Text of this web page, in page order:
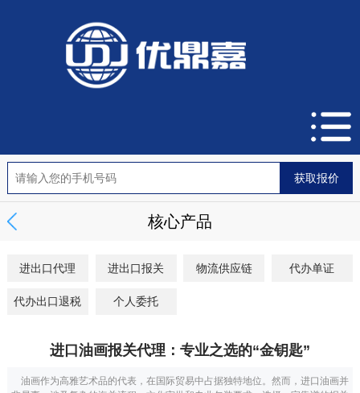
核心产品
进出口代理 进出口报关 物流供应链 代办单证
代办出口退税 个人委托
进口油画报关代理：专业之选的“金钥匙”
油画作为高雅艺术品的代表，在国际贸易中占据独特地位。然而，进口油画并